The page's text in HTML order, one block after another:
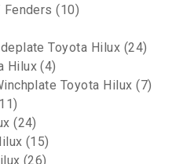
Fenders(10)
Toyota Hilux (24)
Hilux(4)
Toyota Hilux(7)
(24)
(15)
(26)